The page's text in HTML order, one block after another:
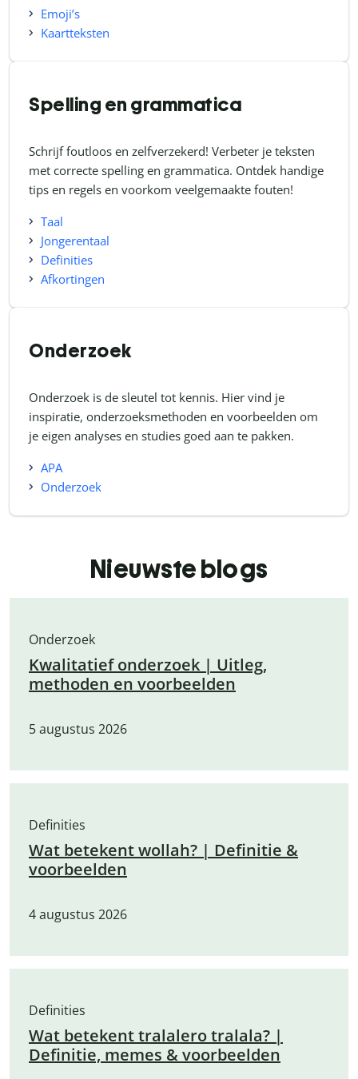
Emoji’s
Kaartteksten
Spelling en grammatica
Schrijf foutloos en zelfverzekerd! Verbeter je teksten
met correcte spelling en grammatica. Ontdek handige
tips en regels en voorkom veelgemaakte fouten!
Taal
Jongerentaal
Definities
Afkortingen
Onderzoek
Onderzoek is de sleutel tot kennis. Hier vind je
inspiratie, onderzoeksmethoden en voorbeelden om
je eigen analyses en studies goed aan te pakken.
APA
Onderzoek
Nieuwste blogs
Onderzoek
Kwalitatief onderzoek | Uitleg,
methoden en voorbeelden
5 augustus 2026
Definities
Wat betekent wollah? | Definitie &
voorbeelden
4 augustus 2026
Definities
Wat betekent tralalero tralala? |
Definitie, memes & voorbeelden